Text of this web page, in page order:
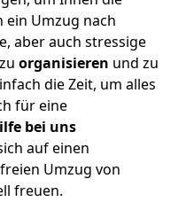
ein Umzug nach
aber auch stressige
organisieren und zu
die Zeit, um alles
für eine
bei uns
auf einen
Umzug von
freuen.